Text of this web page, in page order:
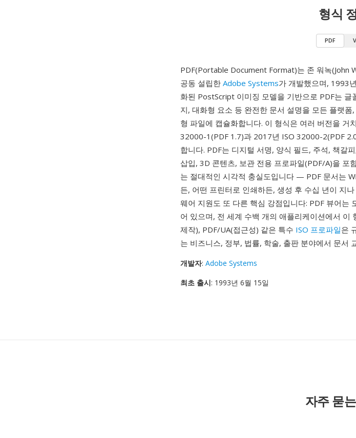
형식
PDF
PDF(Portable Document Format)는 존 워녹(John
공동 설립한 Adobe Systems가 개발했으며, 1993
화된 PostScript 이미징 모델을 기반으로 PDF는
지, 대화형 요소 등 완전한 문서 설명을 모든 플랫
형 파일에 캡슐화합니다. 이 형식은 여러 버전을 거
32000-1(PDF 1.7)과 2017년 ISO 32000-2(PDF
합니다. PDF는 디지털 서명, 양식 필드, 주석, 책갈
삽입, 3D 콘텐츠, 보관 전용 프로파일(PDF/A)을 포
는 절대적인 시각적 충실도입니다 — PDF 문서는
든, 어떤 프린터로 인쇄하든, 생성 후 수십 년이 지
웨어 지원도 또 다른 핵심 강점입니다: PDF 뷰어는
어 있으며, 전 세계 수백 개의 애플리케이션에서 이
제작), PDF/UA(접근성) 같은 특수 ISO 프로파일은
는 비즈니스, 정부, 법률, 학술, 출판 분야에서 문서
개발자: Adobe Systems
최초 출시: 1993년 6월 15일
자주 묻